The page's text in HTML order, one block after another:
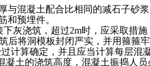
混凝土配合比相同的减石子砂浆
和预埋件。
浇筑，超过2m时，应采取措施
后将洞模板封闭严实，并用箍箍牢
算确定，并且应当计算每层混
凝土的浇筑高度，混凝土振捣人